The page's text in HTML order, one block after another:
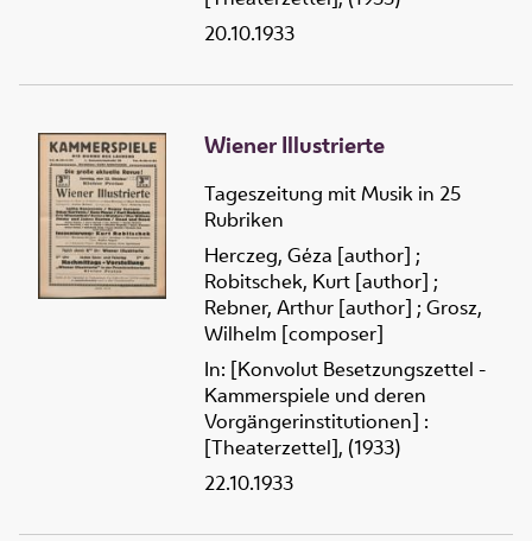
20.10.1933
Wiener Illustrierte
Tageszeitung mit Musik in 25
Rubriken
Herczeg, Géza [author] ;
Robitschek, Kurt [author] ;
Rebner, Arthur [author] ; Grosz,
Wilhelm [composer]
In: [Konvolut Besetzungszettel -
Kammerspiele und deren
Vorgängerinstitutionen] :
[Theaterzettel], (1933)
22.10.1933